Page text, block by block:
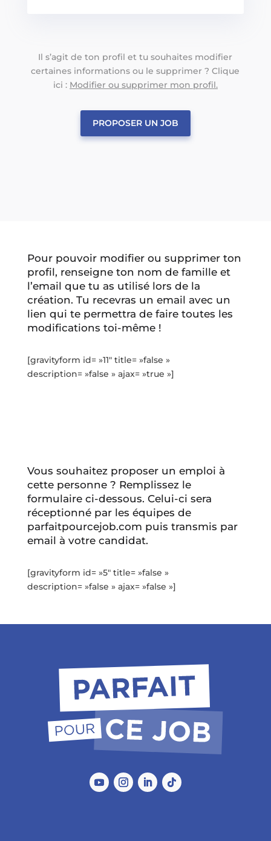
Il s’agit de ton profil et tu souhaites modifier
certaines informations ou le supprimer ? Clique
ici : Modifier ou supprimer mon profil.
PROPOSER UN JOB
Pour pouvoir modifier ou supprimer ton
profil, renseigne ton nom de famille et
l’email que tu as utilisé lors de la
création. Tu recevras un email avec un
lien qui te permettra de faire toutes les
modifications toi-même !
[gravityform id= »11″ title= »false »
description= »false » ajax= »true »]
Vous souhaitez proposer un emploi à
cette personne ? Remplissez le
formulaire ci-dessous. Celui-ci sera
réceptionné par les équipes de
parfaitpourcejob.com puis transmis par
email à votre candidat.
[gravityform id= »5″ title= »false »
description= »false » ajax= »false »]